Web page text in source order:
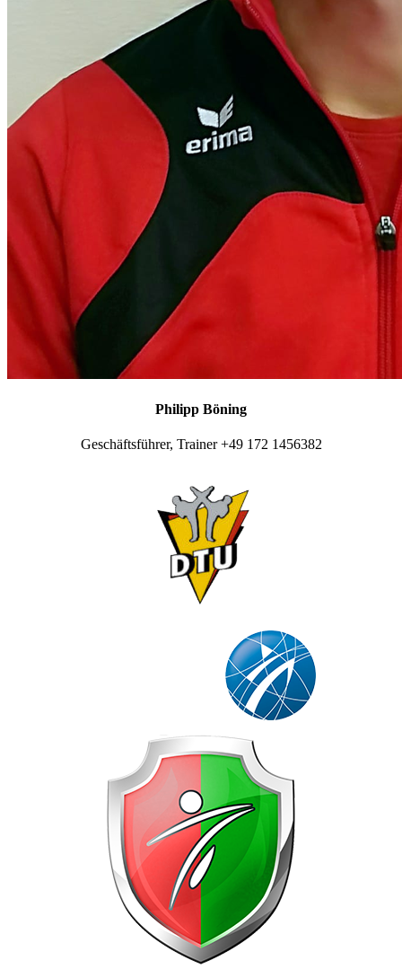
Philipp Böning
Geschäftsführer, Trainer +49 172 1456382